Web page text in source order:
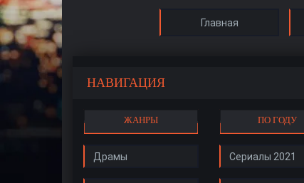
Главная
НАВИГАЦИЯ
ЖАНРЫ
Драмы
ПО ГОДУ
Сериалы 2021